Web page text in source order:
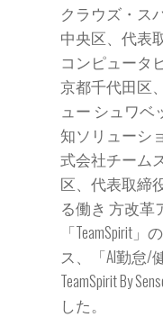
クラウズ・ス
中央区、代表
コンピュータ
京都千代田区
ュー シュワベ
知ソリューシ
式会社チーム
区、代表取締
る働き 方改革
「TeamSpirit
ス、「AI勤怠/健
TeamSpirit By
した。